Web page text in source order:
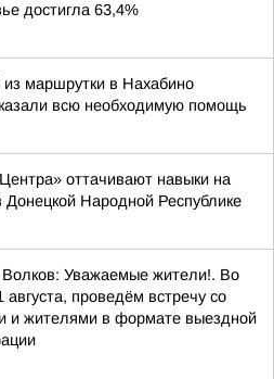
достигла 63,4%
маршрутки в Нахабино
всю необходимую помощь
оттачивают навыки на
Донецкой Народной Республике
Уважаемые жители!. Во
августа, проведём встречу со
и жителями в формате выездной